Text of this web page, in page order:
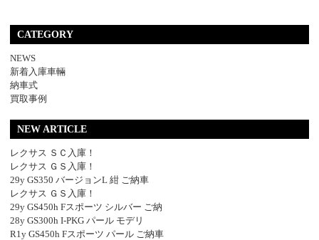
CATEGORY
NEWS
新着入庫車輛
納車式
買取事例
NEW ARTICLE
レクサス ＳＣ入庫！
レクサス ＧＳ入庫！
29y GS350 バージョンL 紺 ご納車
レクサス ＧＳ入庫！
29y GS450h Fスポーツ シルバー ご納
28y GS300h I-PKG パール モデリ
R1y GS450h Fスポーツ パール ご納車